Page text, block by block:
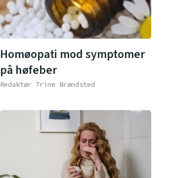
Homøopati mod symptomer
på høfeber
Redaktør Trine Brøndsted